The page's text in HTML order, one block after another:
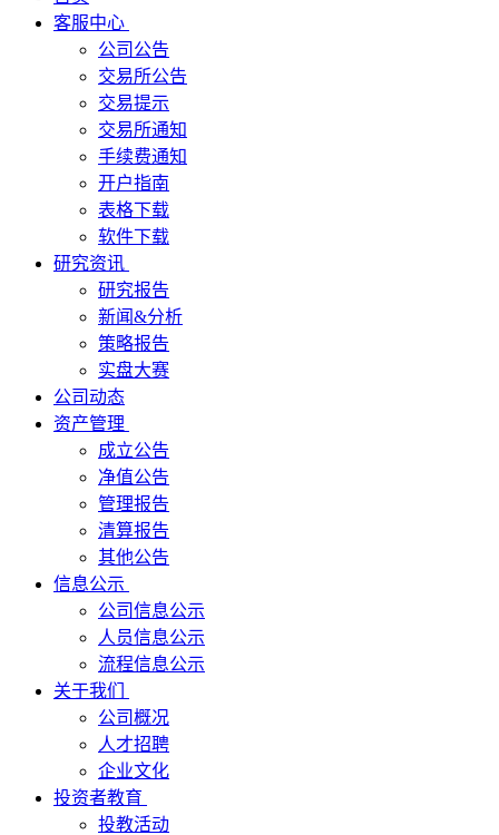
客服中心
公司公告
交易所公告
交易提示
交易所通知
手续费通知
开户指南
表格下载
软件下载
研究资讯
研究报告
新闻&分析
策略报告
实盘大赛
公司动态
资产管理
成立公告
净值公告
管理报告
清算报告
其他公告
信息公示
公司信息公示
人员信息公示
流程信息公示
关于我们
公司概况
人才招聘
企业文化
投资者教育
投教活动